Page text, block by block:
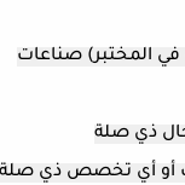
المختبر) صناعات